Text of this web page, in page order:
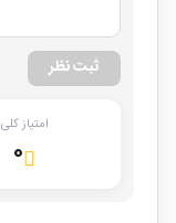
ثبت نظر
امتیاز کلی
۰